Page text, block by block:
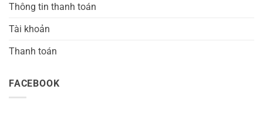
Thông tin thanh toán
Tài khoản
Thanh toán
FACEBOOK